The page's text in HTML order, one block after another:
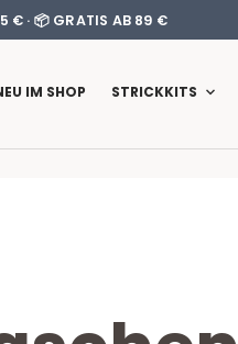
€ · 📦 GRATIS AB 89 €
IM SHOP STRICKKITS